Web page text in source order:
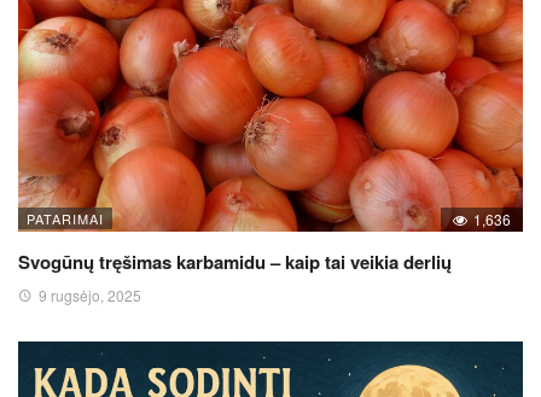
PATARIMAI 1,636
Svogūnų tręšimas karbamidu – kaip tai veikia derlių
9 rugsėjo, 2025